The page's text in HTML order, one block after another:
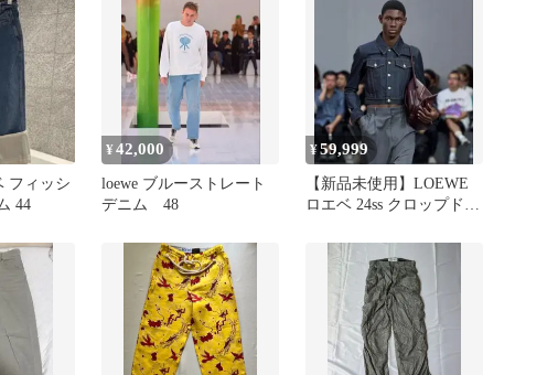
フィッシ
44
¥42,000
loewe ブルーストレート
デニム 48
¥59,999
【新品未使用】LOEWE
ロエベ 24ss クロップド